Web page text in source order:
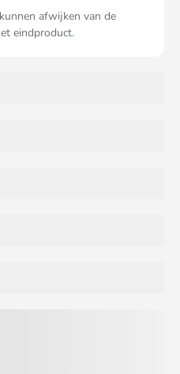
afwijken van de
eindproduct.